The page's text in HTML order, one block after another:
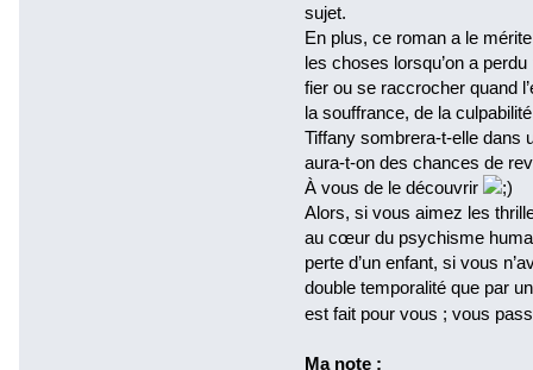
sujet.
En plus, ce roman a le
les choses lorsqu’on a
fier ou se raccrocher quand
la souffrance, de la
Tiffany sombrera-t-elle dans
aura-t-on des chances de
À vous de le découvrir
Alors, si vous aimez les
au cœur du psychisme
perte d’un enfant, si vous
double temporalité que par
est fait pour vous ; vous
Ma note :